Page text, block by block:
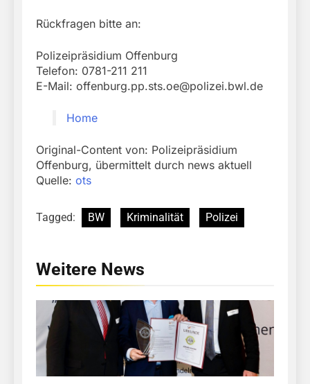
Rückfragen bitte an:
Polizeipräsidium Offenburg
Telefon: 0781-211 211
E-Mail: offenburg.pp.sts.oe@polizei.bwl.de
Home
Original-Content von: Polizeipräsidium
Offenburg, übermittelt durch news aktuell
Quelle: ots
Tagged: BW Kriminalität Polizei
Weitere News